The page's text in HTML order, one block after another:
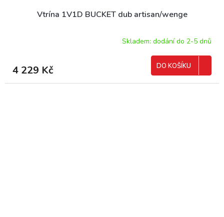
Vtrína 1V1D BUCKET dub artisan/wenge
Skladem: dodání do 2-5 dnů
4 229 Kč DO KOŠÍKU